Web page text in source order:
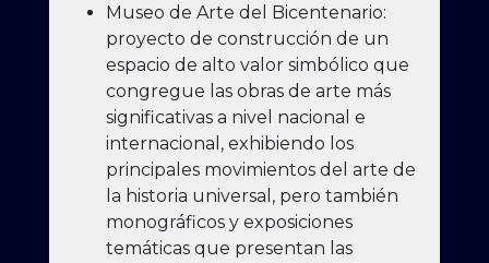
Museo de Arte del Bicentenario:
proyecto de construcción de un
espacio de alto valor simbólico que
congregue las obras de arte más
significativas a nivel nacional e
internacional, exhibiendo los
principales movimientos del arte de
la historia universal, pero también
monográficos y exposiciones
temáticas que presentan las